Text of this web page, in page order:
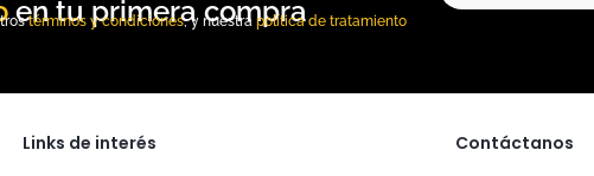
términos y condiciones, y nuestra política de tratamiento
Links de interés Contáctanos